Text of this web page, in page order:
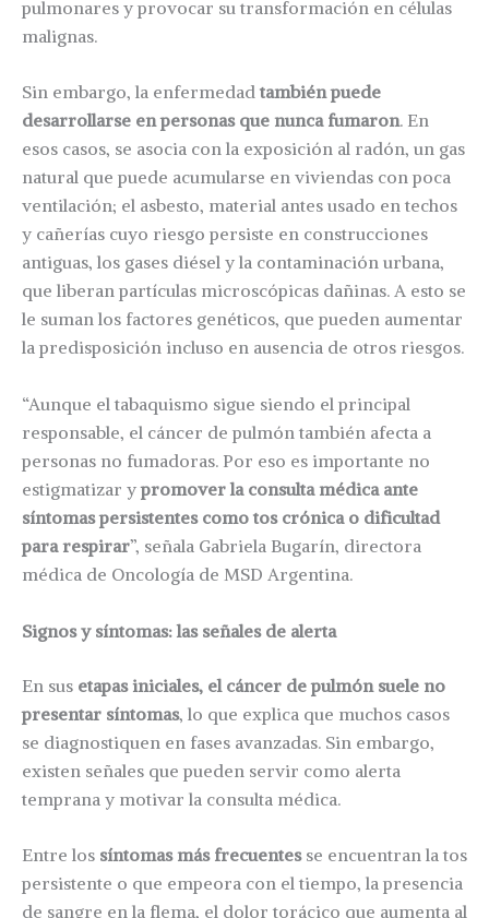
pulmonares y provocar su transformación en células
malignas.
Sin embargo, la enfermedad también puede
desarrollarse en personas que nunca fumaron. En
esos casos, se asocia con la exposición al radón, un gas
natural que puede acumularse en viviendas con poca
ventilación; el asbesto, material antes usado en techos
y cañerías cuyo riesgo persiste en construcciones
antiguas, los gases diésel y la contaminación urbana,
que liberan partículas microscópicas dañinas. A esto se
le suman los factores genéticos, que pueden aumentar
la predisposición incluso en ausencia de otros riesgos.
“Aunque el tabaquismo sigue siendo el principal
responsable, el cáncer de pulmón también afecta a
personas no fumadoras. Por eso es importante no
estigmatizar ypromover la consulta médica ante
síntomas persistentes como tos crónica o dificultad
para respirar”, señala Gabriela Bugarín, directora
médica de Oncología de MSD Argentina.
Signos y síntomas: las señales de alerta
En sus etapas iniciales, el cáncer de pulmón suele no
presentar síntomas, lo que explica que muchos casos
se diagnostiquen en fases avanzadas. Sin embargo,
existen señales que pueden servir como alerta
temprana y motivar la consulta médica.
Entre los síntomas más frecuentes se encuentran la tos
persistente o que empeora con el tiempo, la presencia
de sangre en la flema, el dolor torácico que aumenta al